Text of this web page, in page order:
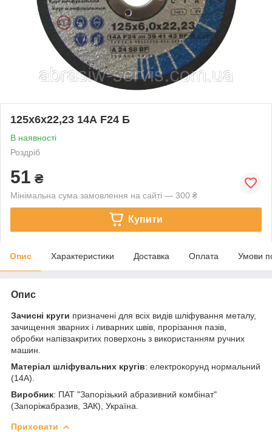
125х6х22,23 14А F24 Б
В наявності
Роздріб
51 ₴
Мінімальна сума замовлення на сайті — 300 ₴
Купити
Опис Характеристики Доставка Оплата Умови
Опис
Зачисні круги призначені для всіх видів шліфування металу,
зачищення зварних і ливарних швів, прорізання пазів,
обробки напівзакритих поверхонь з використанням ручних
машин.
Матеріал шліфувальних кругів: електрокорунд нормальний
(14А).
Виробник: ПАТ "Запорізький абразивний комбінат"
(Запоріжабразив, ЗАК), Україна.
Приховати